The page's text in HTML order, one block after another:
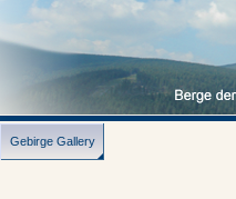
Gebirge Gallery